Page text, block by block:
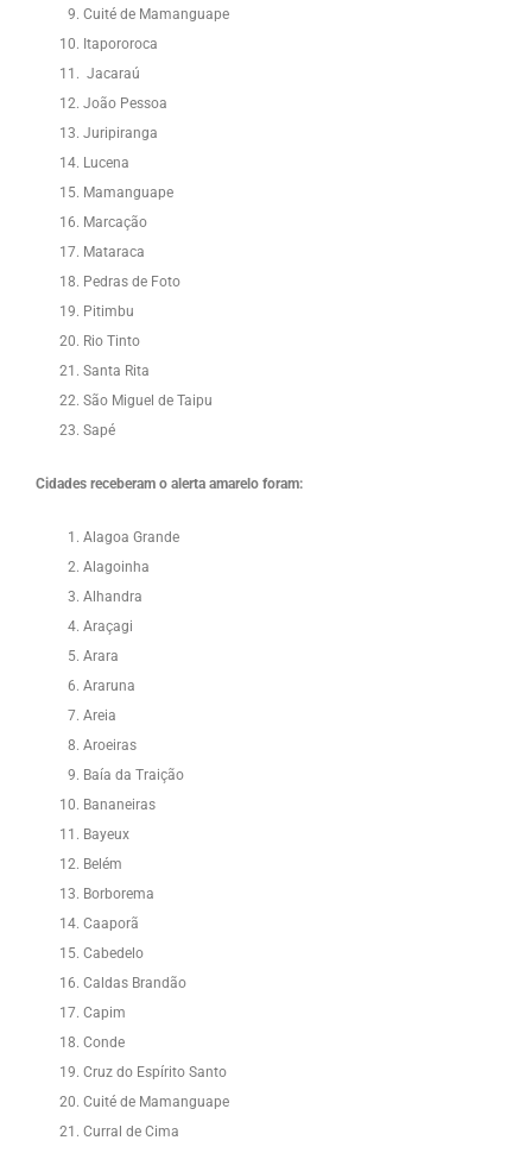
Cuité de Mamanguape
Itapororoca
Jacaraú
João Pessoa
Juripiranga
Lucena
Mamanguape
Marcação
Mataraca
Pedras de Foto
Pitimbu
Rio Tinto
Santa Rita
São Miguel de Taipu
Sapé
Cidades receberam o alerta amarelo foram:
Alagoa Grande
Alagoinha
Alhandra
Araçagi
Arara
Araruna
Areia
Aroeiras
Baía da Traição
Bananeiras
Bayeux
Belém
Borborema
Caaporã
Cabedelo
Caldas Brandão
Capim
Conde
Cruz do Espírito Santo
Cuité de Mamanguape
Curral de Cima